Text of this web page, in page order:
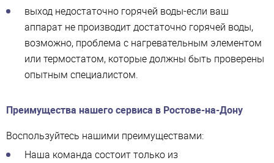
выход недостаточно горячей воды-если ваш
аппарат не производит достаточно горячей воды,
возможно, проблема с нагревательным элементом
или термостатом, которые должны быть проверены
опытным специалистом.
Преимущества нашего сервиса в Ростове-на-Дону
Воспользуйтесь нашими преимуществами:
Наша команда состоит только из